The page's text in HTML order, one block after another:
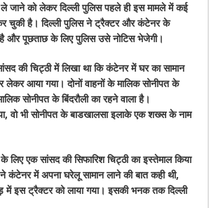
ले जाने को लेकर दिल्ली पुलिस पहले ही इस मामले में कई
चुकी है। दिल्ली पुलिस ने ट्रैक्टर और कंटेनर के
और पूछताछ के लिए पुलिस उसे नोटिस भेजेगी।
की चिट्ठी में लिखा था कि कंटेनर में घर का सामान
आया गया। दोनों वाहनों के मालिक सोनीपत के
सोनीपत के बिंदरौली का रहने वाला है।
वो भी सोनीपत के बाडखालसा इलाके एक शख्स के नाम
लिए एक सांसद की सिफारिश चिट्ठी का इस्तेमाल किया
कंटेनर में अपना घरेलू सामान लाने की बात कही थी,
इस ट्रैक्टर को लाया गया। इसकी भनक तक दिल्ली